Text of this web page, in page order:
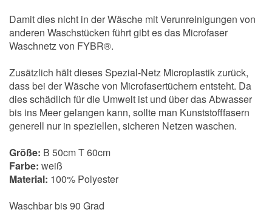
Damit dies nicht in der Wäsche mit Verunreinigungen von
anderen Waschstücken führt gibt es das Microfaser
Waschnetz von FYBR®.
Zusätzlich hält dieses Spezial-Netz Microplastik zurück,
dass bei der Wäsche von Microfasertüchern entsteht. Da
dies schädlich für die Umwelt ist und über das Abwasser
bis ins Meer gelangen kann, sollte man Kunststofffasern
generell nur in speziellen, sicheren Netzen waschen.
Größe: B 50cm T 60cm
Farbe: weiß
Material: 100% Polyester
Waschbar bis 90 Grad